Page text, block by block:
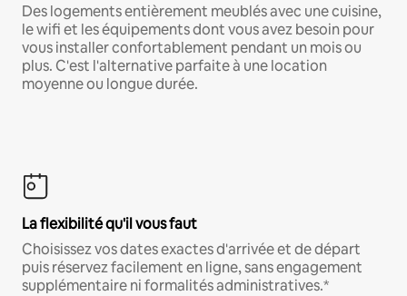
Des logements entièrement meublés avec une cuisine,
le wifi et les équipements dont vous avez besoin pour
vous installer confortablement pendant un mois ou
plus. C'est l'alternative parfaite à une location
moyenne ou longue durée.
La flexibilité qu'il vous faut
Choisissez vos dates exactes d'arrivée et de départ
puis réservez facilement en ligne, sans engagement
supplémentaire ni formalités administratives.*